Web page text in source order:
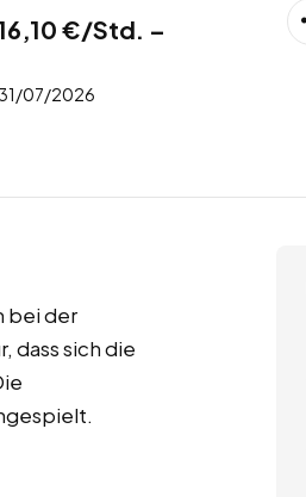
€/Std. –
07/2026
bei der
dass sich die